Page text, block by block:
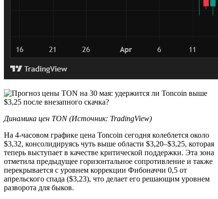
Динамика цен TON (Источник: TradingView)
На 4-часовом графике цена Toncoin сегодня колеблется около
$3,32, консолидируясь чуть выше области $3,20–$3,25, которая
теперь выступает в качестве критической поддержки. Эта зона
отметила предыдущее горизонтальное сопротивление и также
перекрывается с уровнем коррекции Фибоначчи 0,5 от
апрельского спада ($3,23), что делает его решающим уровнем
разворота для быков.